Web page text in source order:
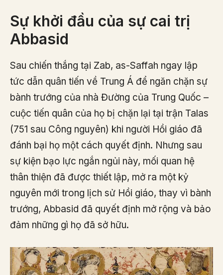
Sự khởi đầu của sự cai trị
Abbasid
Sau chiến thắng tại Zab, as-Saffah ngay lập
tức dẫn quân tiến về Trung Á để ngăn chặn sự
bành trướng của nhà Đường của Trung Quốc –
cuộc tiến quân của họ bị chặn lại tại trận Talas
(751 sau Công nguyên) khi người Hồi giáo đã
đánh bại họ một cách quyết định. Nhưng sau
sự kiện bạo lực ngắn ngủi này, mối quan hệ
thân thiện đã được thiết lập, mở ra một kỷ
nguyên mới trong lịch sử Hồi giáo, thay vì bành
trướng, Abbasid đã quyết định mở rộng và bảo
đảm những gì họ đã sở hữu.